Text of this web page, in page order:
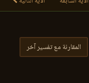
المقارنة مع تفسير آخر